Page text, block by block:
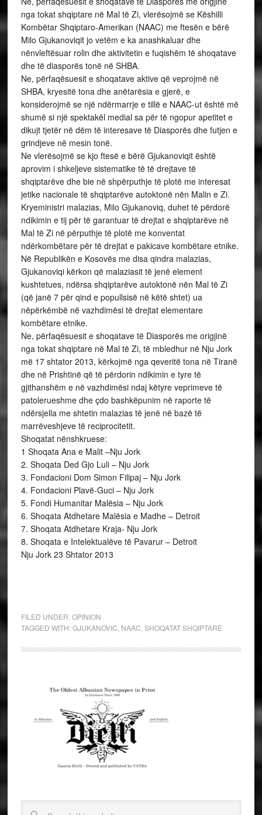
nga tokat shqiptare në Mal të Zi, vlerësojmë se Këshilli
Kombëtar Shqiptaro-Amerikan (NAAC) me ftesën e bërë
Milo Gjukanoviqit jo vetëm e ka anashkaluar dhe
nënvleftësuar rolin dhe aktivitetin e fuqishëm të shoqatave
dhe të diasporës tonë në SHBA.
Ne, përfaqësuesit e shoqatave aktive që veprojmë në
SHBA, kryesitë tona dhe anëtarësia e gjerë, e
konsiderojmë se një ndërmarrje e tillë e NAAC-ut është më
shumë si një spektakël medial sa për të ngopur apetitet e
dikujt tjetër në dëm të interesave të Diasporës dhe futjen e
grindjeve në mesin tonë.
Ne vlerësojmë se kjo ftesë e bërë Gjukanoviqit është
aprovim i shkeljeve sistematike të të drejtave të
shqiptarëve dhe bie në shpërputhje të plotë me interesat
jetike nacionale të shqiptarëve autoktonë nën Malin e Zi.
Kryeministri malazias, Milo Gjukanoviq, duhet të përdorë
ndikimin e tij për të garantuar të drejtat e shqiptarëve në
Mal të Zi në përputhje të plotë me konventat
ndërkombëtare për të drejtat e pakicave kombëtare etnike.
Në Republikën e Kosovës me disa qindra malazias,
Gjukanoviqi kërkon që malaziasit të jenë element
kushtetues, ndërsa shqiptarëve autoktonë nën Mal të Zi
(që janë 7 për qind e popullsisë në këtë shtet) ua
nëpërkëmbë në vazhdimësi të drejtat elementare
kombëtare etnike.
Ne, përfaqësuesit e shoqatave të Diasporës me origjinë
nga tokat shqiptare në Mal të Zi, të mbledhur në Nju Jork
më 17 shtator 2013, kërkojmë nga qeveritë tona në Tiranë
dhe në Prishtinë që të përdorin ndikimin e tyre të
gjithanshëm e në vazhdimësi ndaj këtyre veprimeve të
patolerueshme dhe çdo bashkëpunim në raporte të
ndërsjella me shtetin malazias të jenë në bazë të
marrëveshjeve të reciprocitetit.
Shoqatat nënshkruese:
1 Shoqata Ana e Malit –Nju Jork
2. Shoqata Ded Gjo Luli – Nju Jork
3. Fondacioni Dom Simon Filipaj – Nju Jork
4. Fondacioni Plavë-Guci – Nju Jork
5. Fondi Humanitar Malësia – Nju Jork
6. Shoqata Atdhetare Malësia e Madhe – Detroit
7. Shoqata Atdhetare Kraja- Nju Jork
8. Shoqata e Intelektualëve të Pavarur – Detroit
Nju Jork 23 Shtator 2013
FILED UNDER:OPINION
TAGGED WITH:GJUKANOVIC NAAC SHOQATAT SHQIPTARE